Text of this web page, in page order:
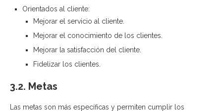
Orientados al cliente:
Mejorar el servicio al cliente.
Mejorar el conocimiento de los clientes.
Mejorar la satisfacción del cliente.
Fidelizar los clientes.
3.2. Metas
Las metas son más específicas y permiten cumplir los